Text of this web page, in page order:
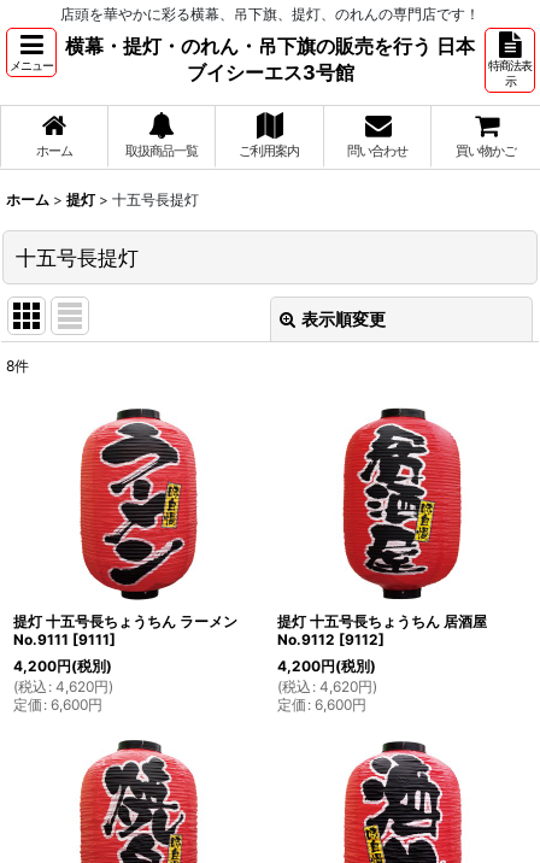
店頭を華やかに彩る横幕、吊下旗、提灯、のれんの専門店です！
メニュー
横幕・提灯・のれん・吊下旗の販売を行う 日本
ブイシーエス3号館
特商法表
示
ホーム 取扱商品一覧 ご利用案内 問い合わせ 買い物かご
ホーム > 提灯 > 十五号長提灯
十五号長提灯
表示順変更
8件
提灯 十五号長ちょうちん ラーメン
No.9111 [9111]
4,200円(税別)
(税込 : 4,620円)
定価 : 6,600円
提灯 十五号長ちょうちん 居酒屋
No.9112 [9112]
4,200円(税別)
(税込 : 4,620円)
定価 : 6,600円